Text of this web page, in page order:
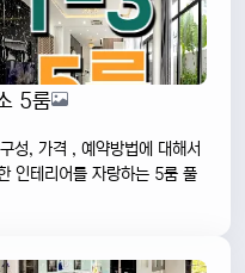
5룸
성, 가격 , 예약방법에 대해서